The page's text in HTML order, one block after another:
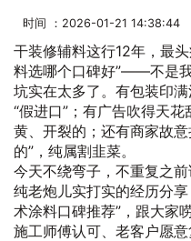
时间 ：2026-01-21 14:38:44
干装修辅料这行12年，最
料选哪个口碑好”——不是
坑实在太多了。有包装印
“假进口”；有广告吹得天
黄、开裂的；还有商家故
的”，纯属割韭菜。
今天不绕弯子，不重复之
纯老炮儿实打实的经历分
术涂料口碑推荐”，跟大家
施工师傅认可、老客户愿